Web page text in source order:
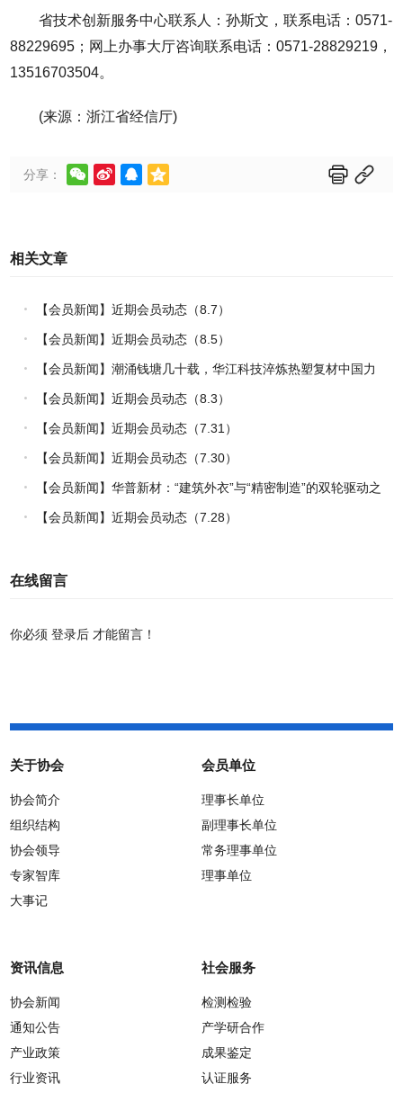
省技术创新服务中心联系人：孙斯文，联系电话：0571-
88229695；网上办事大厅咨询联系电话：0571-28829219，
13516703504。
(来源：浙江省经信厅)
分享：      
相关文章
【会员新闻】近期会员动态（8.7）
【会员新闻】近期会员动态（8.5）
【会员新闻】潮涌钱塘几十载，华江科技淬炼热塑复材中国力
量
【会员新闻】近期会员动态（8.3）
【会员新闻】近期会员动态（7.31）
【会员新闻】近期会员动态（7.30）
【会员新闻】华普新材：“建筑外衣”与“精密制造”的双轮驱动之
路
【会员新闻】近期会员动态（7.28）
在线留言
你必须登录后 才能留言！
关于协会
协会简介
组织结构
协会领导
专家智库
大事记
会员单位
理事长单位
副理事长单位
常务理事单位
理事单位
资讯信息
协会新闻
通知公告
产业政策
行业资讯
社会服务
检测检验
产学研合作
成果鉴定
认证服务